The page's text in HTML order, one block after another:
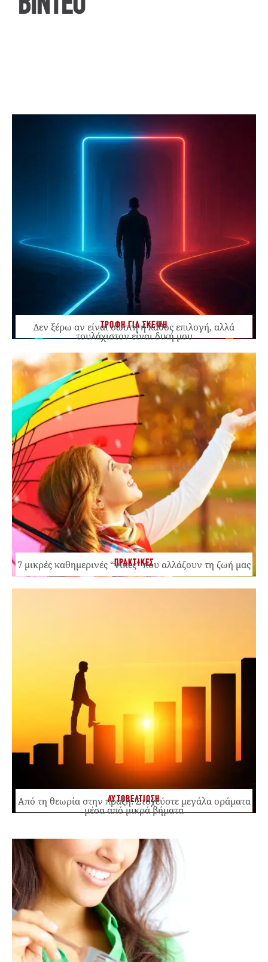
ΤΡΟΦΗ ΓΙΑ ΣΚΕΨΗ
Δεν ξέρω αν είναι σωστή ή λάθος επιλογή, αλλά
τουλάχιστον είναι δική μου
ΠΡΑΚΤΙΚΕΣ
7 μικρές καθημερινές “νίκες” που αλλάζουν τη ζωή μας
ΑΥΤΟΒΕΛΤΙΩΣΗ
Από τη θεωρία στην πράξη: Στοχεύστε μεγάλα οράματα
μέσα από μικρά βήματα